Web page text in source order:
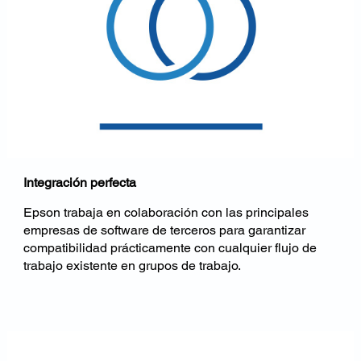
Integración perfecta
Epson trabaja en colaboración con las principales
empresas de software de terceros para garantizar
compatibilidad prácticamente con cualquier flujo de
trabajo existente en grupos de trabajo.